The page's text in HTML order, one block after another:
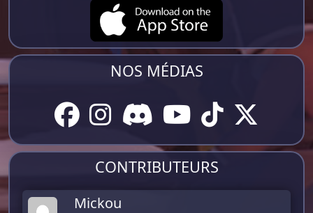
NOS MÉDIAS
CONTRIBUTEURS
Mickou